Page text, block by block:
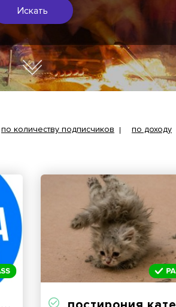
Искать
по количеству подписчиков по доходу